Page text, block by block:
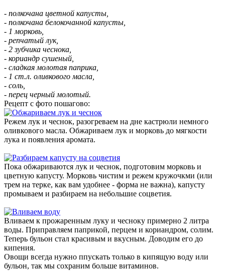
- полкочана цветной капусты,
- полкочана белокочанной капусты,
- 1 морковь,
- репчатый лук,
- 2 зубчика чеснока,
- кориандр сушеный,
- сладкая молотая паприка,
- 1 ст.л. оливкового масла,
- соль,
- перец черный молотый.
Рецепт с фото пошагово:
Режем лук и чеснок, разогреваем на дне кастрюли немного
оливкового масла. Обжариваем лук и морковь до мягкости
лука и появления аромата.
Пока обжариваются лук и чеснок, подготовим морковь и
цветную капусту. Морковь чистим и режем кружочкми (или
трем на терке, как вам удобнее - форма не важна), капусту
промываем и разбираем на небольшие соцветия.
Вливаем к прожаренным луку и чесноку примерно 2 литра
воды. Приправляем паприкой, перцем и кориандром, солим.
Теперь бульон стал красивым и вкусным. Доводим его до
кипения.
Овощи всегда нужно ппускать только в кипящую воду или
бульон, так мы сохраним больше витаминов.